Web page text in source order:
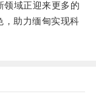
域正迎来更多的
，助力缅甸实现科